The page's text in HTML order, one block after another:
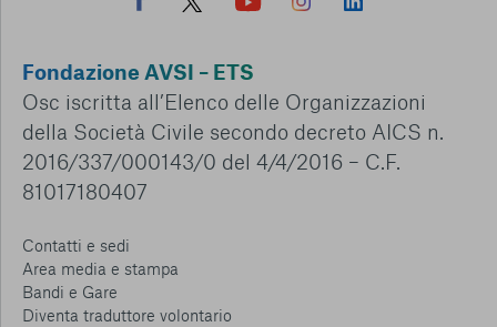
Fondazione AVSI – ETS
Osc iscritta all’Elenco delle Organizzazioni
della Società Civile secondo decreto AICS n.
2016/337/000143/0 del 4/4/2016 – C.F.
81017180407
Contatti e sedi
Area media e stampa
Bandi e Gare
Diventa traduttore volontario